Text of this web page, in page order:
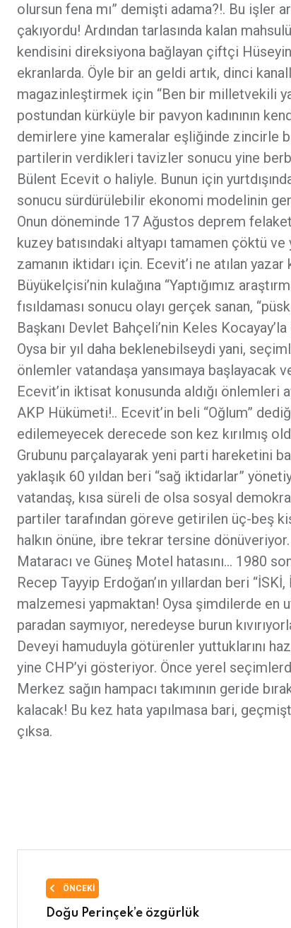
olursun fena mı” demişti adama?!. Bu işler
çakıyordu! Ardından tarlasında kalan
kendisini direksiyona bağlayan çiftçi
ekranlarda. Öyle bir an geldi artık, dinci
magazinleştirmek için “Ben bir milletvekili
postundan kürküyle bir pavyon kadınının
demirlere yine kameralar eşliğinde zincirle
partilerin verdikleri tavizler sonucu yine
Bülent Ecevit o haliyle. Bunun için
sonucu sürdürülebilir ekonomi modelinin
Onun döneminde 17 Ağustos deprem
kuzey batısındaki altyapı tamamen çöktü
zamanın iktidarı için. Ecevit’i ne atılan
Büyükelçisi’nin kulağına “Yaptığımız
fısıldaması sonucu olayı gerçek sanan,
Başkanı Devlet Bahçeli’nin Keles
Oysa bir yıl daha beklenebilseydi yani,
önlemler vatandaşa yansımaya başlayacak
Ecevit’in iktisat konusunda aldığı önlemleri
AKP Hükümeti!.. Ecevit’in beli “Oğlum”
edilemeyecek derecede son kez kırılmış
Grubunu parçalayarak yeni parti hareketini
yaklaşık 60 yıldan beri “sağ iktidarlar”
vatandaş, kısa süreli de olsa sosyal
partiler tarafından göreve getirilen üç-beş
halkın önüne, ibre tekrar tersine
Mataracı ve Güneş Motel hatasını… 1980
Recep Tayyip Erdoğan’ın yıllardan beri
malzemesi yapmaktan! Oysa şimdilerde en
paradan saymıyor, neredeyse burun
Deveyi hamuduyla götürenler yuttuklarını
yine CHP’yi gösteriyor. Önce yerel
Merkez sağın hampacı takımının geride
kalacak! Bu kez hata yapılmasa bari,
çıksa.
ÖNCEKI
Doğu Perinçek’e özgürlük